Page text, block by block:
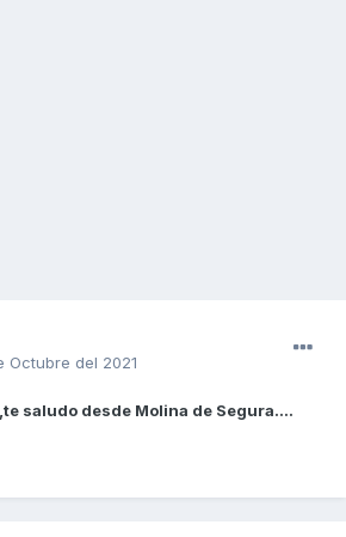
Octubre del 2021
saludo desde Molina de Segura....